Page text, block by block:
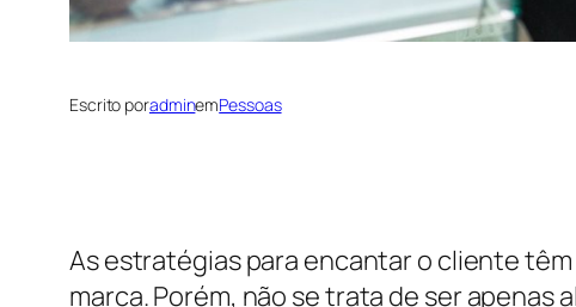
Escrito poradminemPessoas
As estratégias para encantar o cliente
marca. Porém, não se trata de ser apenas